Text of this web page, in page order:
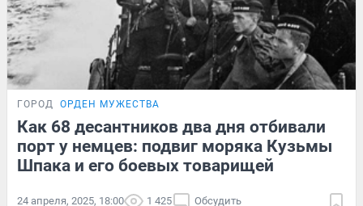
ГОРОД ОРДЕН МУЖЕСТВА
Как 68 десантников два дня отбивали
порт у немцев: подвиг моряка Кузьмы
Шпака и его боевых товарищей
24 апреля, 2025, 18:00 1 425 Обсудить